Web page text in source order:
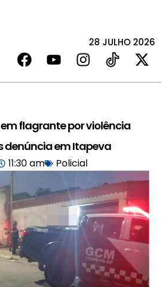
28 JULHO 2026
flagrante por violência
denúncia em Itapeva
11:30 am Policial